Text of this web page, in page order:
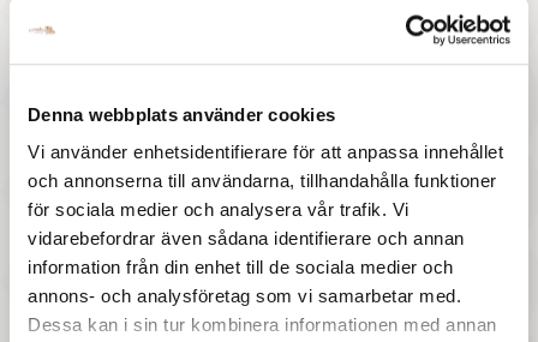
Denna webbplats använder cookies
Vi använder enhetsidentifierare för att anpassa innehållet
och annonserna till användarna, tillhandahålla funktioner
för sociala medier och analysera vår trafik. Vi
vidarebefordrar även sådana identifierare och annan
information från din enhet till de sociala medier och
annons- och analysföretag som vi samarbetar med.
Dessa kan i sin tur kombinera informationen med annan
Djeco - Little Mime Djeco - Twisty